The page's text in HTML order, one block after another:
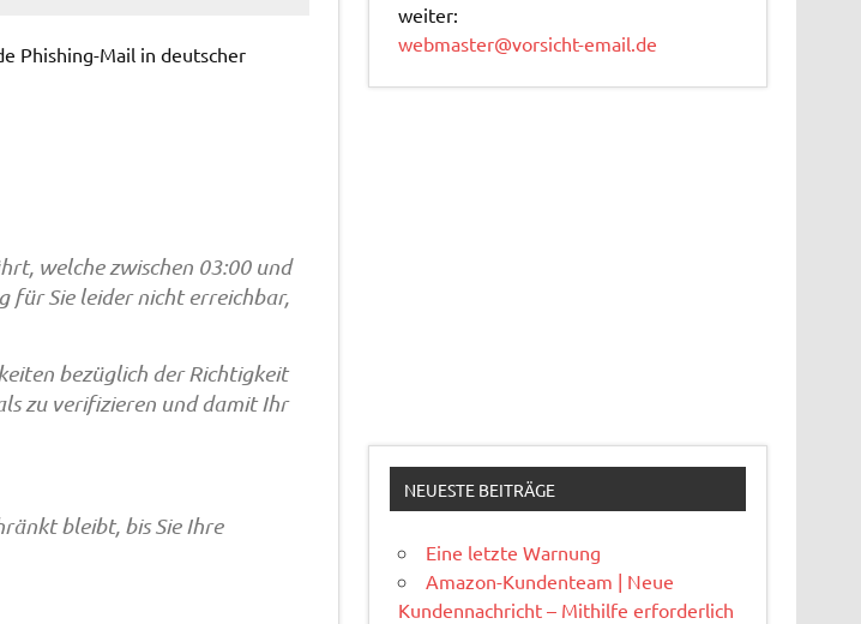
Phishing-Mail in deutscher
welche zwischen 03:00 und
für Sie leider nicht erreichbar,
bezüglich der Richtigkeit
zu verifizieren und damit Ihr
bleibt, bis Sie Ihre
weiter:
webmaster@vorsicht-email.de
NEUESTE BEITRÄGE
Eine letzte Warnung
Amazon-Kundenteam | Neue
Kundennachricht – Mithilfe erforderlich